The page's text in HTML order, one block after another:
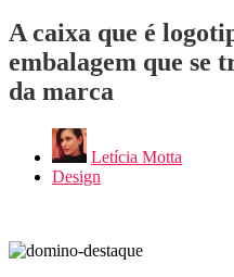
A caixa que é
embalagem que se
da marca
Letícia Motta
Design